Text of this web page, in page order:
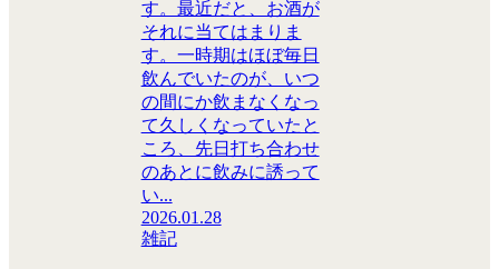
す。最近だと、お酒が
それに当てはまりま
す。一時期はほぼ毎日
飲んでいたのが、いつ
の間にか飲まなくなっ
て久しくなっていたと
ころ、先日打ち合わせ
のあとに飲みに誘って
い...
2026.01.28
雑記